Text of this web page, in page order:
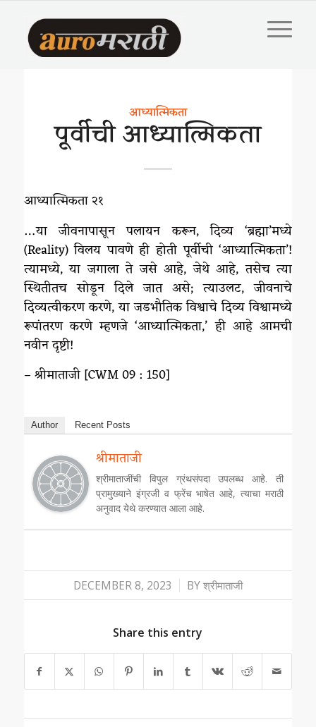
आध्यात्मिकता
पूर्वीची आध्यात्मिकता
आध्यात्मिकता २१
…या जीवनापासून पलायन करून, दिव्य ‘ब्रह्मा’मध्ये
(Reality) विलय पावणे ही होती पूर्वीची ‘आध्यात्मिकता’!
त्यामध्ये, या जगाला ते जसे आहे, जेथे आहे, तसेच त्या
स्थितीतच सोडून दिले जात असे; त्याउलट, जीवनाचे
दिव्यत्वीकरण करणे, या जडभौतिक विश्वाचे दिव्य विश्वामध्ये
रूपांतरण करणे म्हणजे ‘आध्यात्मिकता,’ ही आहे आमची
नवीन दृष्टी!
– श्रीमाताजी [CWM 09 : 150]
Author Recent Posts
श्रीमाताजी
श्रीमाताजींची विपुल ग्रंथसंपदा उपलब्ध आहे. ती
प्रामुख्याने इंग्रजी व फ्रेंच भाषेत आहे, त्याचा मराठी
अनुवाद येथे करण्यात आला आहे.
DECEMBER 8, 2023
/ BYश्रीमाताजी
Share this entry